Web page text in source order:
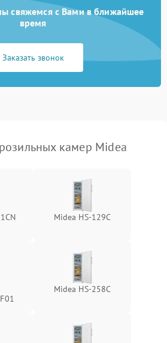
свяжемся с Вами в ближайшее
время
Заказать звонок
камер Midea
Midea HS-129C
Midea HS-258C